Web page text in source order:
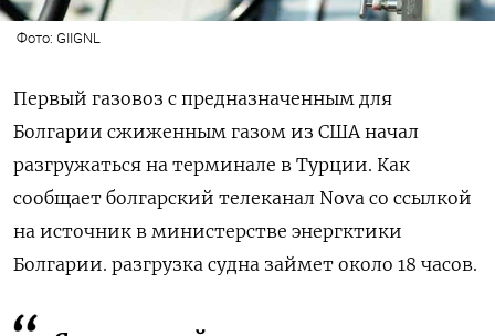
Фото: GIIGNL
Первый газовоз с предназначенным для
Болгарии сжиженным газом из США начал
разгружаться на терминале в Турции. Как
сообщает болгарский телеканал Nova со ссылкой
на источник в министерстве энергктики
Болгарии. разгрузка судна займет около 18 часов.